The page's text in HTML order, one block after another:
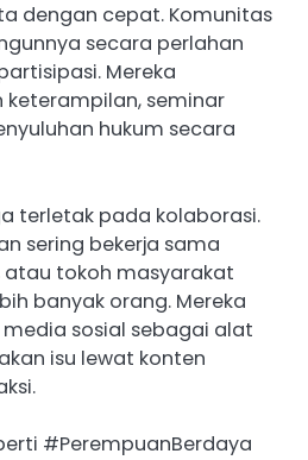
dengan cepat. Komunitas
secara perlahan
Mereka
seminar
hukum secara
terletak pada kolaborasi.
sering bekerja sama
atau tokoh masyarakat
banyak orang. Mereka
sosial sebagai alat
isu lewat konten
#PerempuanBerdaya